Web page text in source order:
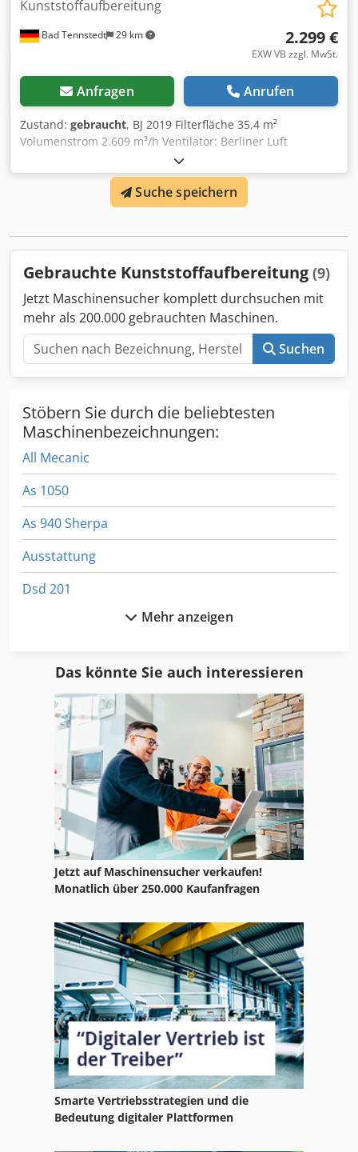
Bad Tennstedt 29 km
Kunststoffaufbereitung
2.299 €
EXW VB zzgl. MwSt.
Anfragen Anrufen
Zustand: gebraucht, BJ 2019 Filterfläche 35,4 m²
Volumenstrom 2.609 m³/h Ventilator: Berliner Luft
Dksdpfxew Upp Ae Al Njr BJ 2018 2.800 m³/h 2,57 / 2,61 kW
Suche speichern
Gebrauchte Kunststoffaufbereitung (9)
Jetzt Maschinensucher komplett durchsuchen mit
mehr als 200.000 gebrauchten Maschinen.
Suchen
Stöbern Sie durch die beliebtesten
Maschinenbezeichnungen:
All Mecanic
As 1050
As 940 Sherpa
Ausstattung
Dsd 201
Format
Frm D Midi
Fu 115
Gkt 60
Gl 172
Hsc 20 Linear
Kgs 1670
Ks 205
Kuehlgeraet
Kunststoff
Kunststoff Schredder
Ng 200
Mehr anzeigen
Das könnte Sie auch interessieren
Jetzt auf Maschinensucher verkaufen!
Monatlich über 250.000 Kaufanfragen
Smarte Vertriebsstrategien und die
Bedeutung digitaler Plattformen